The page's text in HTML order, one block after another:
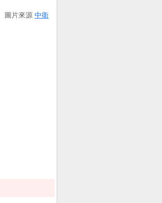
圖片來源 中衛